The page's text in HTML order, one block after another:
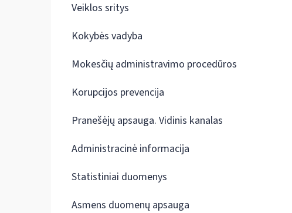
Veiklos sritys
Kokybės vadyba
Mokesčių administravimo procedūros
Korupcijos prevencija
Pranešėjų apsauga. Vidinis kanalas
Administracinė informacija
Statistiniai duomenys
Asmens duomenų apsauga